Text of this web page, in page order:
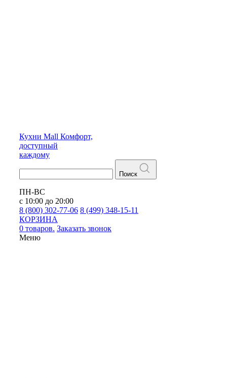
Кухни Mall Комфорт,
доступный
каждому
Поиск
ПН-ВС
с 10:00 до 20:00
8 (800) 302-77-06 8 (499) 348-15-11
КОРЗИНА
0 товаров. Заказать звонок
Меню